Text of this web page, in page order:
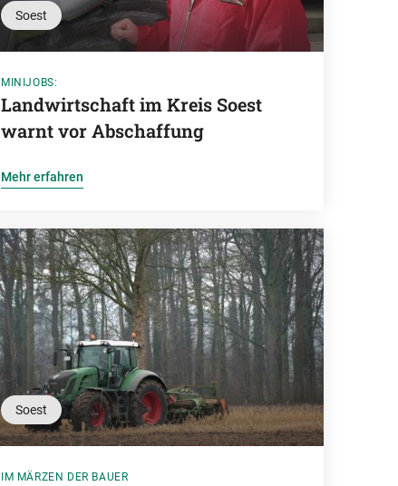
Soest
MINIJOBS:
Landwirtschaft im Kreis Soest
warnt vor Abschaffung
Mehr erfahren
Soest
IM MÄRZEN DER BAUER